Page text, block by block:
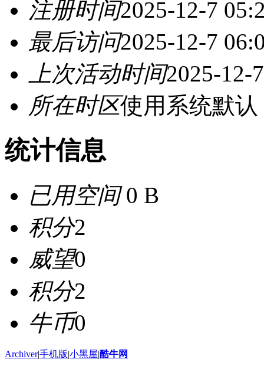
注册时间2025-12-7
最后访问2025-12-7
上次活动时间2025-12-
所在时区使用系统默认
统计信息
已用空间0 B
积分2
威望0
积分2
牛币0
Archiver|手机版|小黑屋|酷牛网